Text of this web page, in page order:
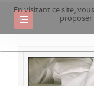
En visitant ce site,
proposer